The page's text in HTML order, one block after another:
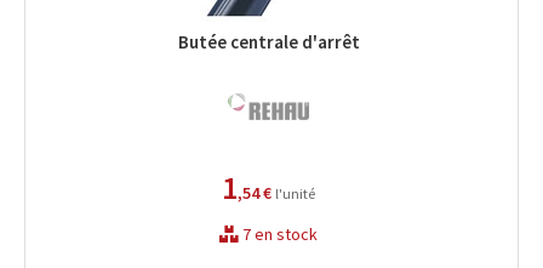
Butée centrale d'arrêt
1,54 € l'unité
7 en stock